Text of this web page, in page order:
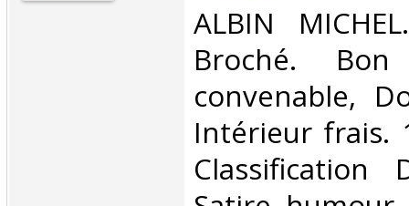
‎ALBIN
Broché.
convenable,
Intérieur frais.
Classification